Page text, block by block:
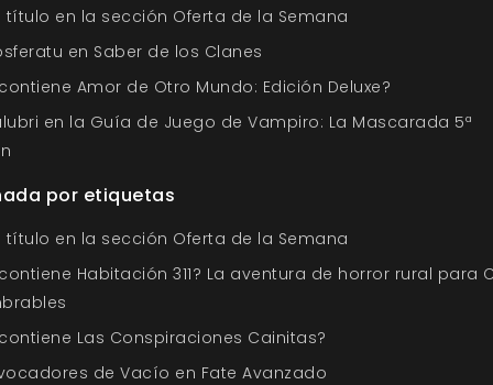
título en la sección Oferta de la Semana
en Saber de los Clanes
Amor de Otro Mundo: Edición Deluxe?
en la Guía de Juego de Vampiro: La Mascarada 5ª
por etiquetas
título en la sección Oferta de la Semana
Habitación 311? La aventura de horror rural para
Las Conspiraciones Cainitas?
de Vacío en Fate Avanzado